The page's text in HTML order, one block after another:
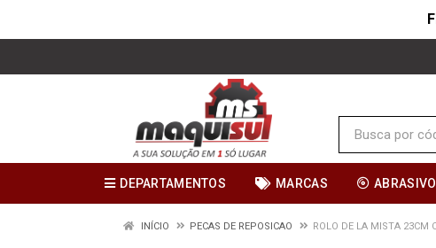
DEPARTAMENTOS MARCAS
INÍCIO PECAS DE REPOSICAO ROLO DE LA MISTA 23CM